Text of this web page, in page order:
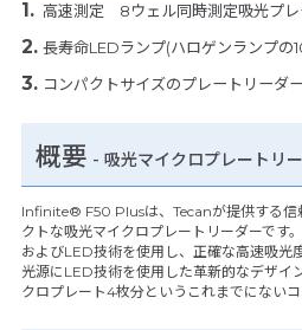
高速測定 8ウェル同時測定吸光プレ
長寿命LEDランプ(ハロゲンランプの
コンパクトサイズのプレートリーダー
概要 - 吸光マイクロプレート
Infinite® F50 Plusは、Tecanが提供する信
クトな吸光マイクロプレートリーダーです
およびLED技術を使用し、正確な高速吸光
光源にLED技術を使用した革新的なデザイ
クロプレート4枚分というこれまでにないコ